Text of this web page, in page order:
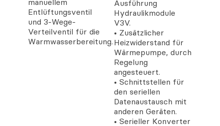
Entlüftungsventil
und 3-Wege-
Verteilventil für die
Warmwasserbereitung.
Ausführung
Hydraulikmodule
V3V.
• Zusätzlicher
Heizwiderstand für
Wärmepumpe, durch
Regelung
angesteuert.
• Schnittstellen für
den seriellen
Datenaustausch mit
anderen Geräten.
• Serieller Konverter